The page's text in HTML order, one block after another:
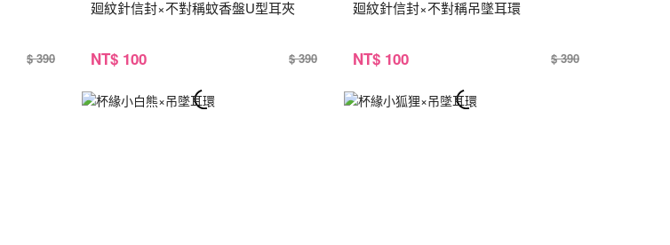
$ 390
廻紋針信封×不對稱蚊香盤U型耳夾
NT$ 100 $ 390
廻紋針信封×不對稱吊墜耳環
NT$ 100 $ 390